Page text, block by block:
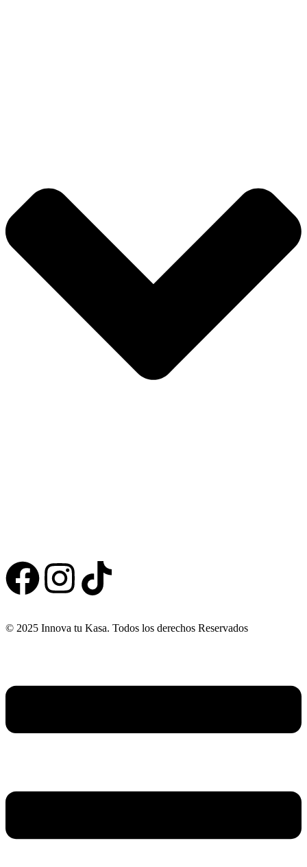
© 2025 Innova tu Kasa. Todos los derechos Reservados